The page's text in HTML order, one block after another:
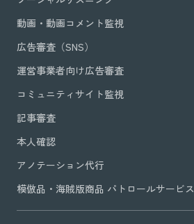
動画・動画コメント監視
広告審査（SNS）
運営事業者向け広告審査
コミュニティサイト監視
記事審査
本人確認
アノテーション代行
模倣品・海賊版商品 パトロールサービス